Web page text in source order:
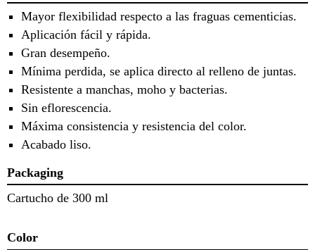
Mayor flexibilidad respecto a las fraguas cementicias.
Aplicación fácil y rápida.
Gran desempeño.
Mínima perdida, se aplica directo al relleno de juntas.
Resistente a manchas, moho y bacterias.
Sin eflorescencia.
Máxima consistencia y resistencia del color.
Acabado liso.
Packaging
Cartucho de 300 ml
Color